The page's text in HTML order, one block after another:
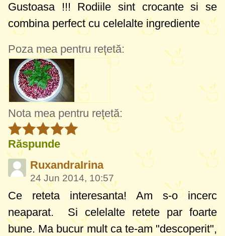
Gustoasa !!! Rodiile sint crocante si se
combina perfect cu celelalte ingrediente
Poza mea pentru rețetă:
Nota mea pentru rețetă:
Răspunde
RuxandraIrina
24 Jun 2014, 10:57
Ce reteta interesanta! Am s-o incerc
neaparat. Si celelalte retete par foarte
bune. Ma bucur mult ca te-am "descoperit",